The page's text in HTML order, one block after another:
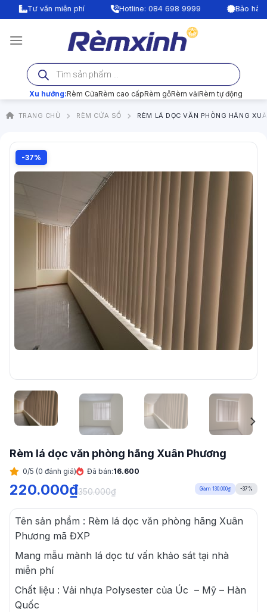
qua
nội
Tư vấn miễn phí Hotline: 084 698 9999 Bảo hành
Tìm
kiếm
sản
phẩm
Xu hướng:Rèm CửaRèm cao cấpRèm gỗRèm vảiRèm tự động
TRANG CHỦ RÈM CỬA SỔ RÈM LÁ DỌC VĂN PHÒNG HÃNG
-37%
Rèm lá dọc văn phòng hãng Xuân Phương
0/5 (0 đánh giá) Đã bán:16.600
220.000₫350.000₫ Giảm 130.000₫ -37%
Tên sản phẩm : Rèm lá dọc văn phòng hãng Xuân
Phương mã ĐXP
Mang mẫu mành lá dọc tư vấn khảo sát tại nhà
miễn phí
Chất liệu : Vải nhựa Polysester của Úc – Mỹ – Hàn
Quốc